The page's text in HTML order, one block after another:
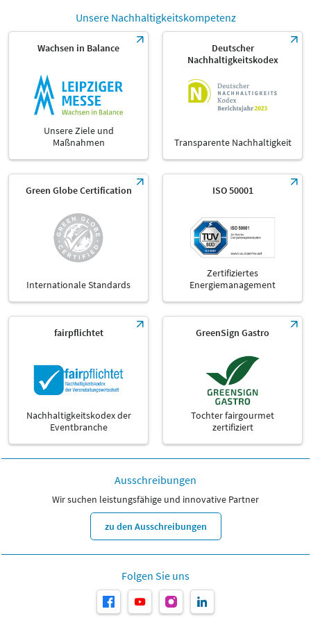
Unsere Nachhaltigkeitskompetenz
Wachsen in Balance
Unsere Ziele und
Maßnahmen
Deutscher
Nachhaltigkeitskodex
Transparente Nachhaltigkeit
Green Globe Certification
Internationale Standards
ISO 50001
Zertifiziertes
Energiemanagement
fairpflichtet
Nachhaltigkeitskodex der
Eventbranche
GreenSign Gastro
Tochter fairgourmet
zertifiziert
Ausschreibungen
Wir suchen leistungsfähige und innovative Partner
zu den Ausschreibungen
Folgen Sie uns